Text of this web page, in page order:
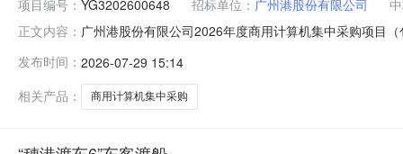
项目编号： YG3202600648 招标单位： 广州港股份有限公司
正文内容： 广州港股份有限公司2026年度商用计算机集中采购项目
发布时间： 2026-07-29 15:14
相关产品：
商用计算机集中采购